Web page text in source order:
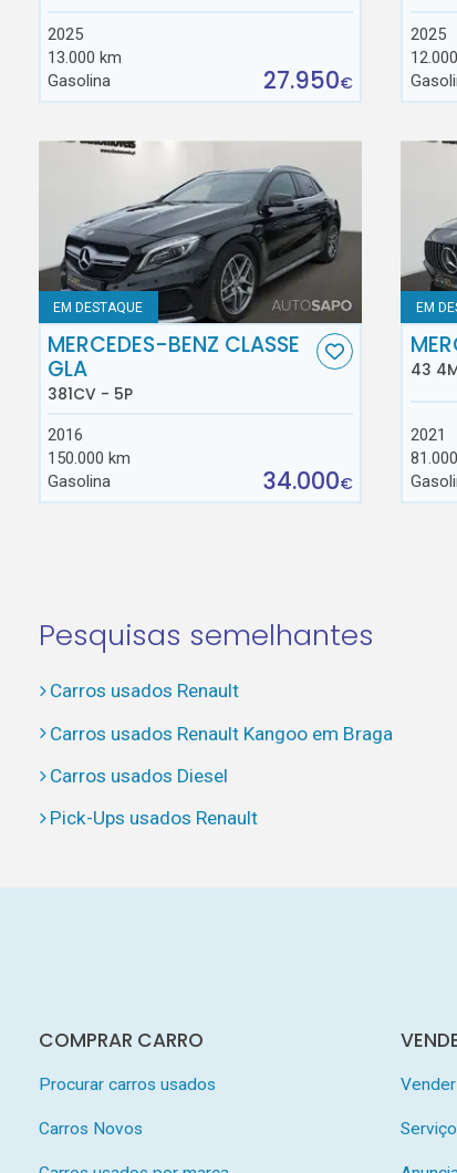
2025
13.000 km
Gasolina
27.950€
2025
EM DESTAQUE
MERCEDES-BENZ CLASSE
GLA
381CV - 5P
2016
150.000 km
Gasolina
34.000€
EM
43
2021
Pesquisas semelhantes
Carros usados Renault
Carros usados Renault Kangoo em Braga
Carros usados Diesel
Pick-Ups usados Renault
COMPRAR CARRO
Procurar carros usados
Carros Novos